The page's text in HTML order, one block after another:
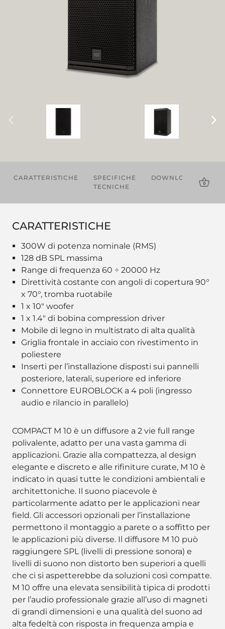
CARATTERISTICHE
SPECIFICHE
TECNICHE
DOWNLOADS
CARATTERISTICHE
300W di potenza nominale (RMS)
128 dB SPL massima
Range di frequenza 60 ÷ 20000 Hz
Direttività costante con angoli di copertura 90°
x 70°, tromba ruotabile
1 x 10" woofer
1 x 1.4" di bobina compression driver
Mobile di legno in multistrato di alta qualità
Griglia frontale in acciaio con rivestimento in
poliestere
Inserti per l’installazione disposti sui pannelli
posteriore, laterali, superiore ed inferiore
Connettore EUROBLOCK a 4 poli (ingresso
audio e rilancio in parallelo)
COMPACT M 10 è un diffusore a 2 vie full range
polivalente, adatto per una vasta gamma di
applicazioni. Grazie alla compattezza, al design
elegante e discreto e alle rifiniture curate, M 10 è
indicato in quasi tutte le condizioni ambientali e
architettoniche. Il suono piacevole è
particolarmente adatto per le applicazioni near
field. Gli accessori opzionali per l’installazione
permettono il montaggio a parete o a soffitto per
le applicazioni più diverse. Il diffusore M 10 può
raggiungere SPL (livelli di pressione sonora) e
livelli di suono non distorto ben superiori a quelli
che ci si aspetterebbe da soluzioni così compatte.
M 10 offre una elevata sensibilità tipica di prodotti
per l’audio professionale grazie all’uso di magneti
di grandi dimensioni e una qualità del suono ad
alta fedeltà con risposta in frequenza ampia e